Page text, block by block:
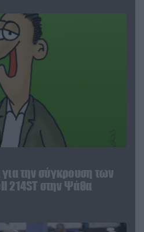
την σύγκρουση των
214ST στην Ψάθα